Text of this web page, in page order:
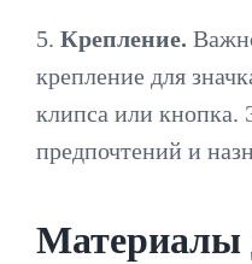
5. Крепление.
крепление для
клипса или кнопка.
предпочтений и
Материалы